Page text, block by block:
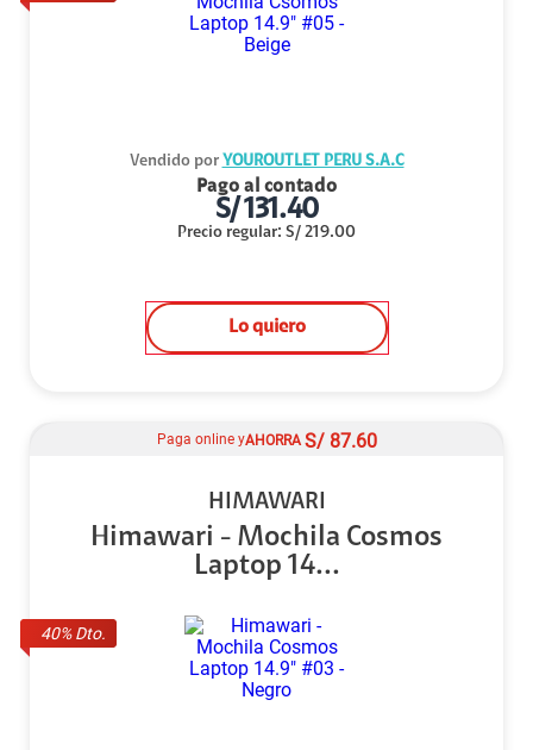
Vendido por YOUROUTLET PERU S.A.C
Pago al contado
S/131.40
Precio regular: S/ 219.00
Lo quiero
40% Dto.
Paga online yAHORRA S/ 87.60
HIMAWARI
Himawari - Mochila Cosmos
Laptop 14...